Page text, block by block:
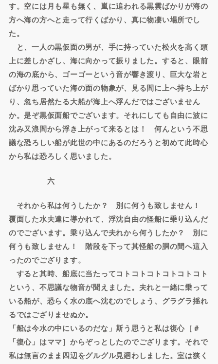
す。空には月も星も無く、嵐に追われる黒雲ばかりが海の
方へ海の方へと走って行くばかり、真に物凄い場所でし
た。
と、一人の黒仮面の男が、手に持っていた松火を高く頭
上に差しかざし、海に向かって振りました。すると、眼前
の海の底から、ゴーゴーという音が響き渡り、巨大な岩と
ばかり思っていた海の面の物象が、見る間に上へ持ち上が
り、忽ち居然たる大船が海上へ浮んだではございません
か。是ぞ黒仮面船でございます。それにしても自由に波に
沈み又浪間から浮き上がって来るとは！ 何んという不思
議な恐ろしい船が此世の中にあるのだろうと初めて此時心
から私は恐ろしく思いました。
六
それから私は何うしたか？ 別に何うも致しません！
覆面した水夫達に導かれて、浮沈自由の怪船に乗り込んだ
のでございます。乗り込んで夫れから何うしたか？ 別に
何うも致しません！ 階段を下って其怪船の胴の間へ這入
ったのでござります。
すると其時、船底に当たってコトコトコトコトコトコト
という、不思議な物音が聞えました。夫れと一緒に乗って
いる船が、恐らく水の底へ沈むのでしょう、グラグラ揺れ
るではござりませぬか。
「船は今水の中にいるのだな」斯う思うと私は復心［＃
「復心」はママ］からぞっとしたのでござります。それで
私は無言のまま四辺をグルグル見廻わしました。室は狭く